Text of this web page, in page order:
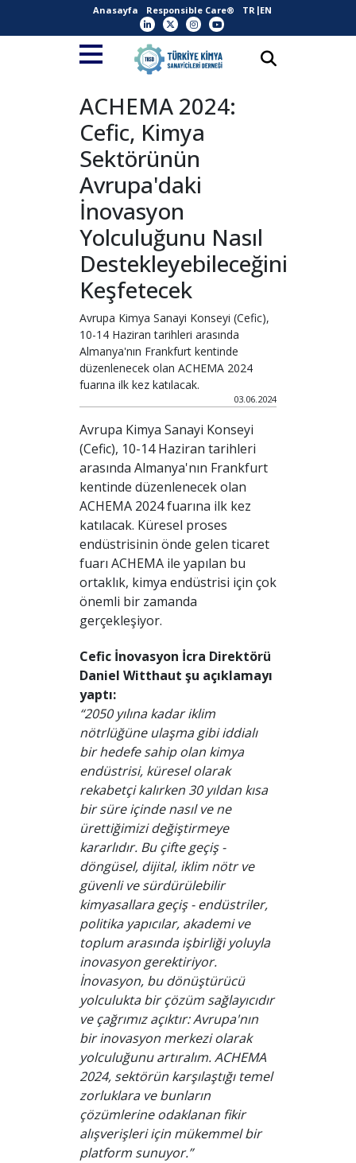
Anasayfa Responsible Care® TR EN
ACHEMA 2024:
Cefic, Kimya
Sektörünün
Avrupa'daki
İnovasyon
Yolculuğunu Nasıl
Destekleyebileceğini
Keşfetecek
Avrupa Kimya Sanayi Konseyi (Cefic),
10-14 Haziran tarihleri arasında
Almanya'nın Frankfurt kentinde
düzenlenecek olan ACHEMA 2024
fuarına ilk kez katılacak.
03.06.2024
Avrupa Kimya Sanayi Konseyi
(Cefic), 10-14 Haziran tarihleri
arasında Almanya'nın Frankfurt
kentinde düzenlenecek olan
ACHEMA 2024 fuarına ilk kez
katılacak. Küresel proses
endüstrisinin önde gelen ticaret
fuarı ACHEMA ile yapılan bu
ortaklık, kimya endüstrisi için çok
önemli bir zamanda
gerçekleşiyor.
Cefic İnovasyon İcra Direktörü
Daniel Witthaut şu açıklamayı
yaptı:
“2050 yılına kadar iklim
nötrlüğüne ulaşma gibi iddialı
bir hedefe sahip olan kimya
endüstrisi, küresel olarak
rekabetçi kalırken 30 yıldan kısa
bir süre içinde nasıl ve ne
ürettiğimizi değiştirmeye
kararlıdır. Bu çifte geçiş -
döngüsel, dijital, iklim nötr ve
güvenli ve sürdürülebilir
kimyasallara geçiş - endüstriler,
politika yapıcılar, akademi ve
toplum arasında işbirliği yoluyla
inovasyon gerektiriyor.
İnovasyon, bu dönüştürücü
yolculukta bir çözüm sağlayıcıdır
ve çağrımız açıktır: Avrupa'nın
bir inovasyon merkezi olarak
yolculuğunu artıralım. ACHEMA
2024, sektörün karşılaştığı temel
zorluklara ve bunların
çözümlerine odaklanan fikir
alışverişleri için mükemmel bir
platform sunuyor.”